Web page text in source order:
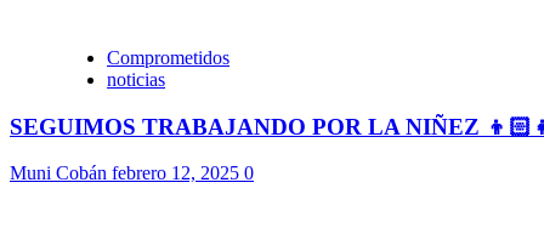
Comprometidos
noticias
SEGUIMOS TRABAJANDO POR LA NIÑEZ
Muni Cobán febrero 12, 2025 0